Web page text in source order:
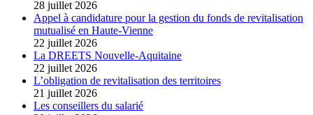
28 juillet 2026
Appel à candidature pour la gestion du fonds de revitalisation
mutualisé en Haute-Vienne
22 juillet 2026
La DREETS Nouvelle-Aquitaine
22 juillet 2026
L’obligation de revitalisation des territoires
21 juillet 2026
Les conseillers du salarié